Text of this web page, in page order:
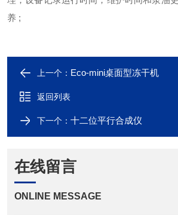
养 ;
上一个： Eco-mini桌面型冻干机
返回列表
下一个： 十二位平行合成仪
在线留言
ONLINE MESSAGE